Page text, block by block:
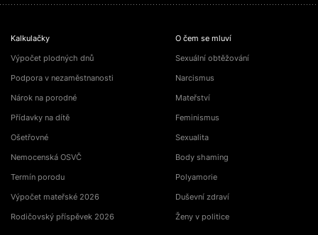
Kalkulačky
Výpočet plodných dnů
Podpora v nezaměstnanosti
Nárok na porodné
Přídavky na dítě
Ošetřovné
Nemocenská OSVČ
Termín porodu
Výpočet mateřské 2026
Rodičovský příspěvek 2026
O čem se mluví
Sexuální obtěžování
Narcismus
Mateřství
Feminismus
Sexualita
Body shaming
Polyamorie
Duševní zdraví
Ženy v politice